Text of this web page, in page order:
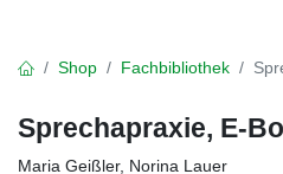
Shop Fachbibliothek
Sprechapraxie, E-
Maria Geißler, Norina Lauer